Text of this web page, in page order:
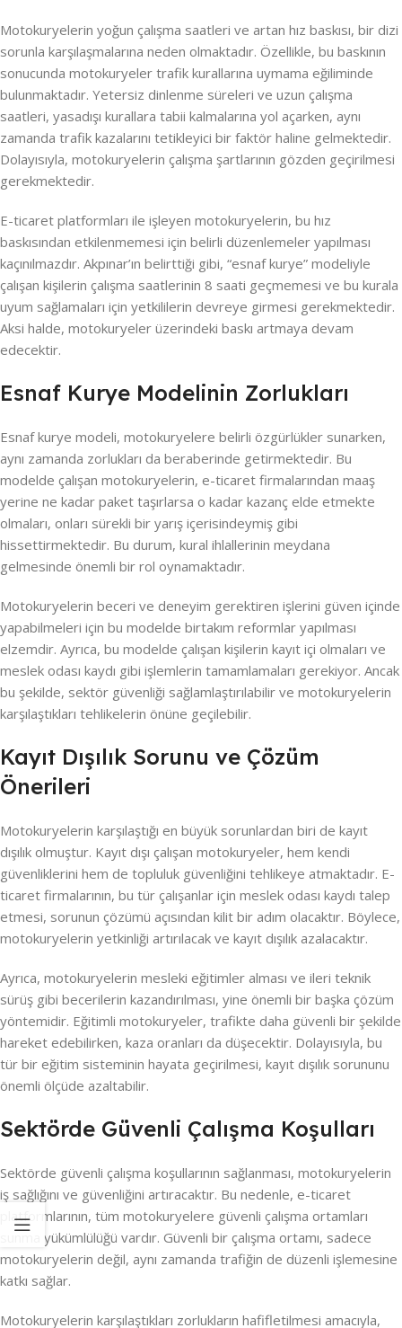
Motokuryelerin yoğun çalışma saatleri ve artan hız baskısı, bir dizi
sorunla karşılaşmalarına neden olmaktadır. Özellikle, bu baskının
sonucunda motokuryeler trafik kurallarına uymama eğiliminde
bulunmaktadır. Yetersiz dinlenme süreleri ve uzun çalışma
saatleri, yasadışı kurallara tabii kalmalarına yol açarken, aynı
zamanda trafik kazalarını tetikleyici bir faktör haline gelmektedir.
Dolayısıyla, motokuryelerin çalışma şartlarının gözden geçirilmesi
gerekmektedir.
E-ticaret platformları ile işleyen motokuryelerin, bu hız
baskısından etkilenmemesi için belirli düzenlemeler yapılması
kaçınılmazdır. Akpınar’ın belirttiği gibi, “esnaf kurye” modeliyle
çalışan kişilerin çalışma saatlerinin 8 saati geçmemesi ve bu kurala
uyum sağlamaları için yetkililerin devreye girmesi gerekmektedir.
Aksi halde, motokuryeler üzerindeki baskı artmaya devam
edecektir.
Esnaf Kurye Modelinin Zorlukları
Esnaf kurye modeli, motokuryelere belirli özgürlükler sunarken,
aynı zamanda zorlukları da beraberinde getirmektedir. Bu
modelde çalışan motokuryelerin, e-ticaret firmalarından maaş
yerine ne kadar paket taşırlarsa o kadar kazanç elde etmekte
olmaları, onları sürekli bir yarış içerisindeymiş gibi
hissettirmektedir. Bu durum, kural ihlallerinin meydana
gelmesinde önemli bir rol oynamaktadır.
Motokuryelerin beceri ve deneyim gerektiren işlerini güven içinde
yapabilmeleri için bu modelde birtakım reformlar yapılması
elzemdir. Ayrıca, bu modelde çalışan kişilerin kayıt içi olmaları ve
meslek odası kaydı gibi işlemlerin tamamlamaları gerekiyor. Ancak
bu şekilde, sektör güvenliği sağlamlaştırılabilir ve motokuryelerin
karşılaştıkları tehlikelerin önüne geçilebilir.
Kayıt Dışılık Sorunu ve Çözüm
Önerileri
Motokuryelerin karşılaştığı en büyük sorunlardan biri de kayıt
dışılık olmuştur. Kayıt dışı çalışan motokuryeler, hem kendi
güvenliklerini hem de topluluk güvenliğini tehlikeye atmaktadır. E-
ticaret firmalarının, bu tür çalışanlar için meslek odası kaydı talep
etmesi, sorunun çözümü açısından kilit bir adım olacaktır. Böylece,
motokuryelerin yetkinliği artırılacak ve kayıt dışılık azalacaktır.
Ayrıca, motokuryelerin mesleki eğitimler alması ve ileri teknik
sürüş gibi becerilerin kazandırılması, yine önemli bir başka çözüm
yöntemidir. Eğitimli motokuryeler, trafikte daha güvenli bir şekilde
hareket edebilirken, kaza oranları da düşecektir. Dolayısıyla, bu
tür bir eğitim sisteminin hayata geçirilmesi, kayıt dışılık sorununu
önemli ölçüde azaltabilir.
Sektörde Güvenli Çalışma Koşulları
Sektörde güvenli çalışma koşullarının sağlanması, motokuryelerin
iş sağlığını ve güvenliğini artıracaktır. Bu nedenle, e-ticaret
platformlarının, tüm motokuryelere güvenli çalışma ortamları
sunma yükümlülüğü vardır. Güvenli bir çalışma ortamı, sadece
motokuryelerin değil, aynı zamanda trafiğin de düzenli işlemesine
katkı sağlar.
Motokuryelerin karşılaştıkları zorlukların hafifletilmesi amacıyla,